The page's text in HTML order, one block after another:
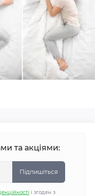
та акціями:
Підпишіться
і згоден з